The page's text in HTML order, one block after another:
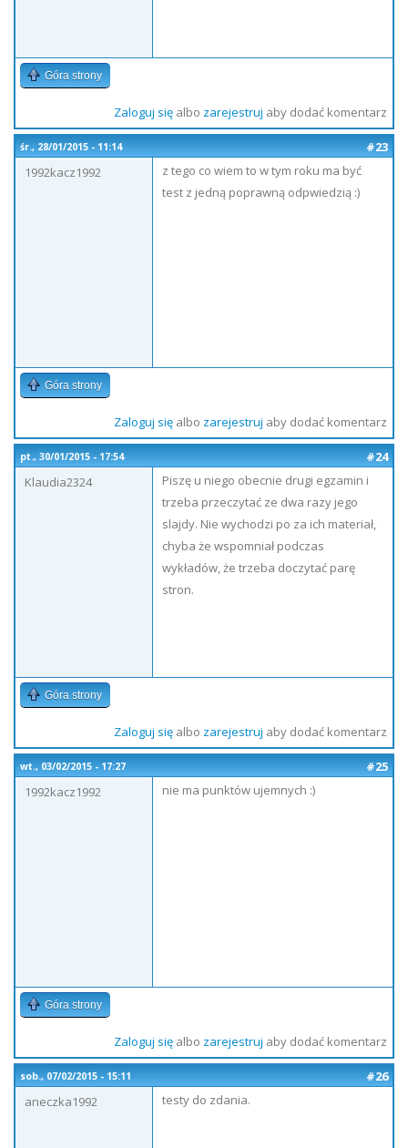
Góra strony
Zaloguj sięalbo zarejestruj aby dodać komentarz
śr., 28/01/2015 - 11:14
#23
1992kacz1992
z tego co wiem to w tym roku ma być
test z jedną poprawną odpwiedzią :)
Góra strony
Zaloguj sięalbo zarejestruj aby dodać komentarz
pt., 30/01/2015 - 17:54
#24
Klaudia2324
Piszę u niego obecnie drugi egzamin i
trzeba przeczytać ze dwa razy jego
slajdy. Nie wychodzi po za ich materiał,
chyba że wspomniał podczas
wykładów, że trzeba doczytać parę
stron.
Góra strony
Zaloguj sięalbo zarejestruj aby dodać komentarz
wt., 03/02/2015 - 17:27
#25
1992kacz1992
nie ma punktów ujemnych :)
Góra strony
Zaloguj sięalbo zarejestruj aby dodać komentarz
sob., 07/02/2015 - 15:11
#26
aneczka1992
testy do zdania.